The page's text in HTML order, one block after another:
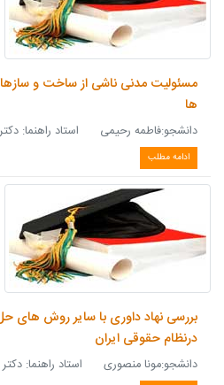
مسئولیت مدنی ناشی از ساخت و
ها
دانشجو:فاطمه رحیمی استاد راهنما:
ادامه مطلب
بررسی نهاد داوری با سایر روش های
درنظام حقوقی ایران
دانشجو:مونا منصوری استاد راهنما: دکتر